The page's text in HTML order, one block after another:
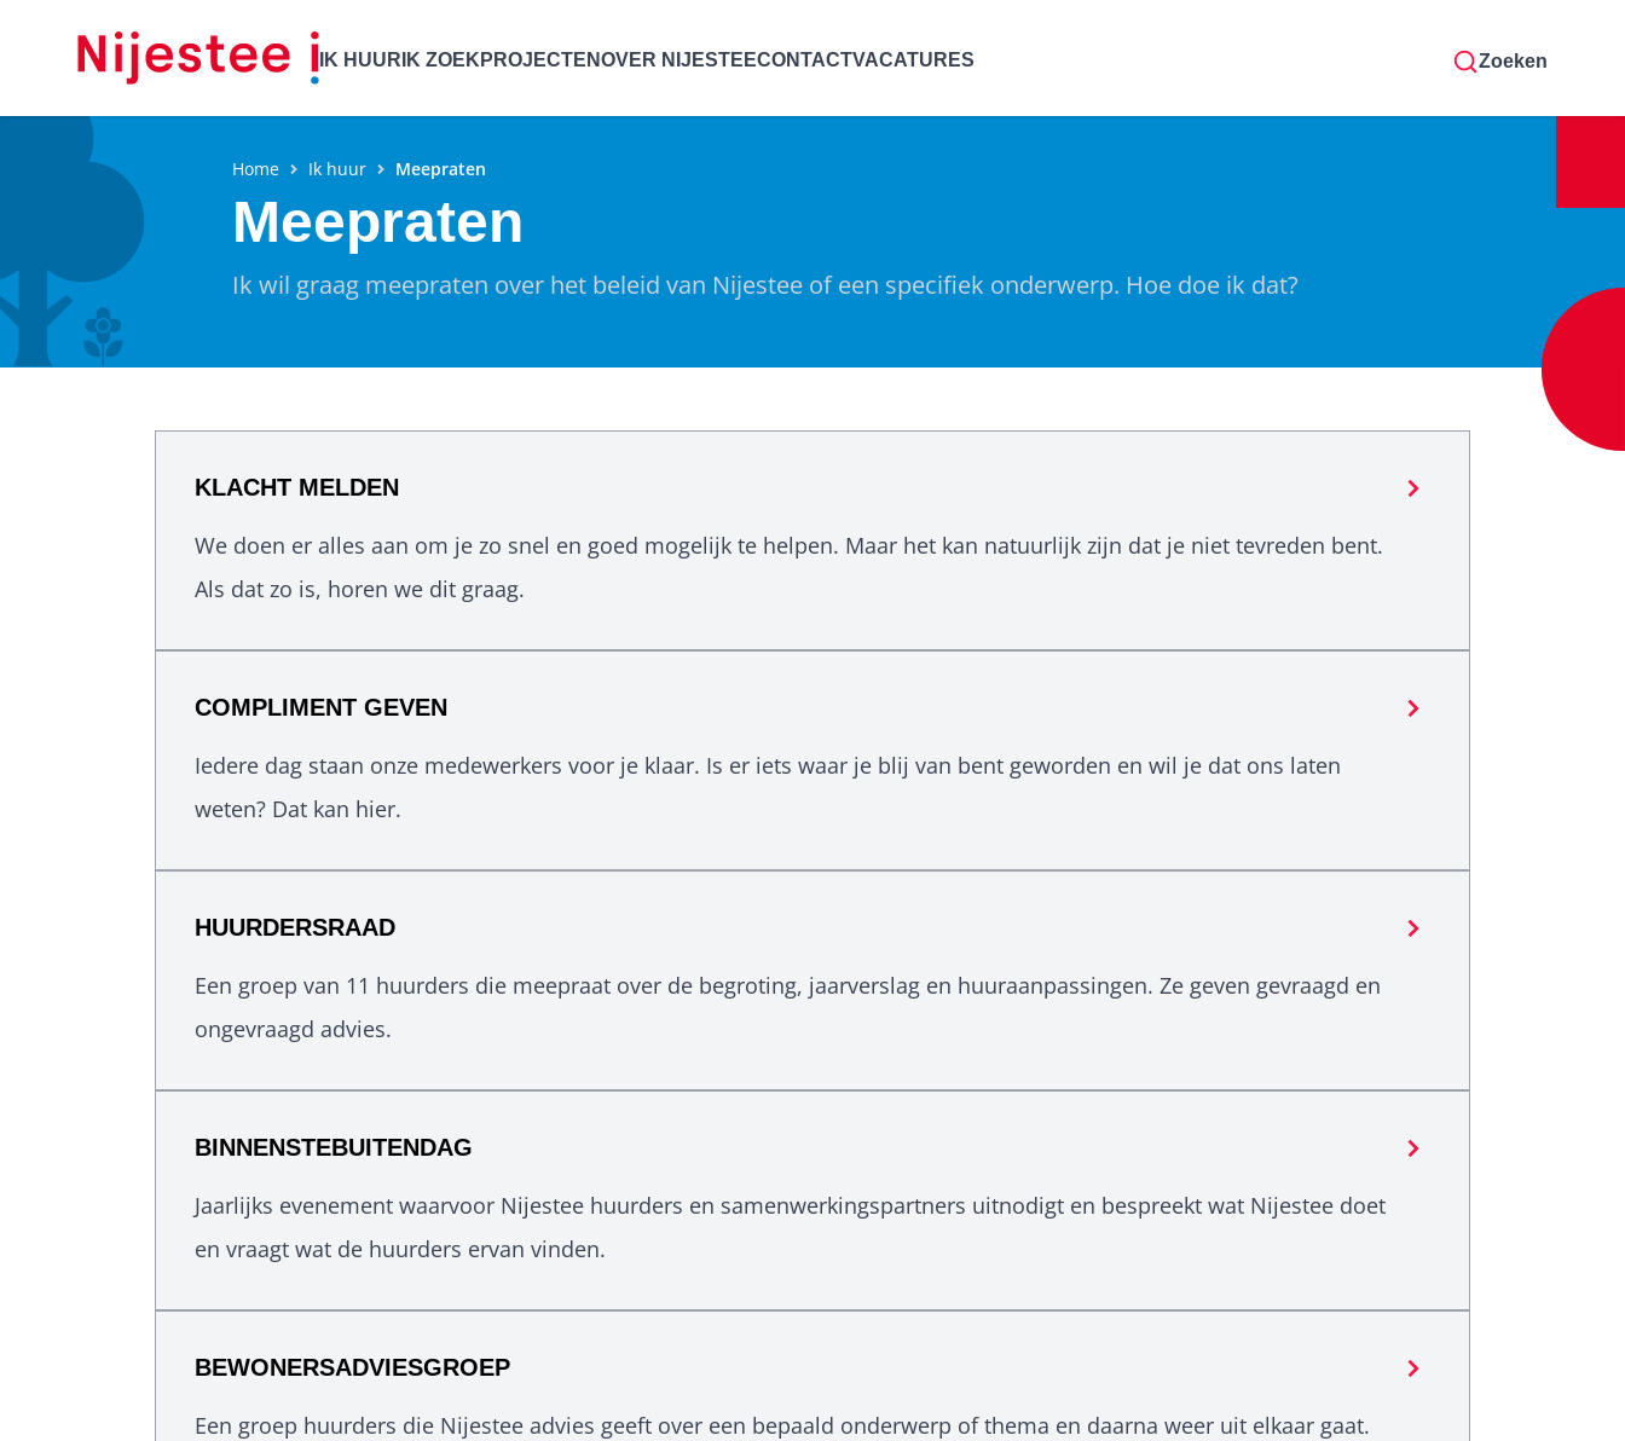
IK HUUR IK ZOEK PROJECTENOVER NIJESTEECONTACTVACATURES Zoeken
Home Ik huur Meepraten
Meepraten
Ik wil graag meepraten over het beleid van Nijestee of een specifiek onderwerp. Hoe doe ik dat?
KLACHT MELDEN
We doen er alles aan om je zo snel en goed mogelijk te helpen. Maar het kan natuurlijk zijn dat je niet tevreden bent.
Als dat zo is, horen we dit graag.
COMPLIMENT GEVEN
Iedere dag staan onze medewerkers voor je klaar. Is er iets waar je blij van bent geworden en wil je dat ons laten
weten? Dat kan hier.
HUURDERSRAAD
Een groep van 11 huurders die meepraat over de begroting, jaarverslag en huuraanpassingen. Ze geven gevraagd en
ongevraagd advies.
BINNENSTEBUITENDAG
Jaarlijks evenement waarvoor Nijestee huurders en samenwerkingspartners uitnodigt en bespreekt wat Nijestee doet
en vraagt wat de huurders ervan vinden.
BEWONERSADVIESGROEP
Een groep huurders die Nijestee advies geeft over een bepaald onderwerp of thema en daarna weer uit elkaar gaat.